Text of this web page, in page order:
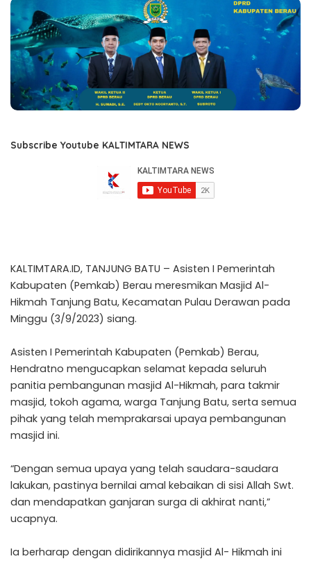
Subscribe Youtube KALTIMTARA NEWS
KALTIMTARA.ID, TANJUNG BATU – Asisten I Pemerintah
Kabupaten (Pemkab) Berau meresmikan Masjid Al-
Hikmah Tanjung Batu, Kecamatan Pulau Derawan pada
Minggu (3/9/2023) siang.
Asisten I Pemerintah Kabupaten (Pemkab) Berau,
Hendratno mengucapkan selamat kepada seluruh
panitia pembangunan masjid Al-Hikmah, para takmir
masjid, tokoh agama, warga Tanjung Batu, serta semua
pihak yang telah memprakarsai upaya pembangunan
masjid ini.
“Dengan semua upaya yang telah saudara-saudara
lakukan, pastinya bernilai amal kebaikan di sisi Allah Swt.
dan mendapatkan ganjaran surga di akhirat nanti,”
ucapnya.
Ia berharap dengan didirikannya masjid Al- Hikmah ini